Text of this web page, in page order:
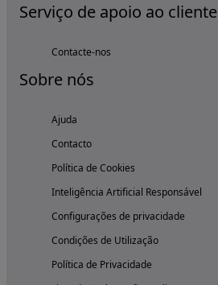
Serviço de apoio ao cliente
Contacte-nos
Sobre nós
Ajuda
Contacto
Política de Cookies
Inteligência Artificial Responsável
Configurações de privacidade
Condições de Utilização
Política de Privacidade